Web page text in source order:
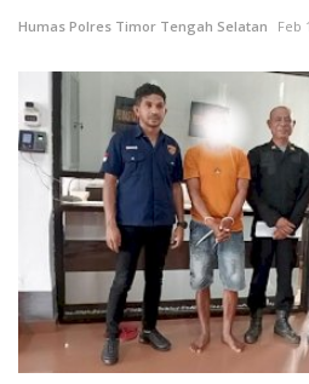
Humas Polres Timor Tengah Selatan Feb